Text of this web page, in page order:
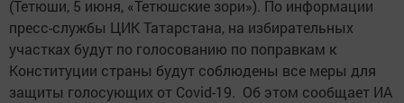
(Тетюши, 5 июня, «Тетюшские зори»). По информации
пресс-службы ЦИК Татарстана, на избирательных
участках будут по голосованию по поправкам к
Конституции страны будут соблюдены все меры для
защиты голосующих от Covid-19. Об этом сообщает ИА